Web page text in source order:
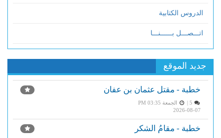
الدروس الكتابية
اتـــصـــل بــــــنـــا
جديد الموقع
خطبة - مقتل عثمان بن عفان
الجمعة PM 03:35
2026-08-07
خطبة - مقامُ الشكر